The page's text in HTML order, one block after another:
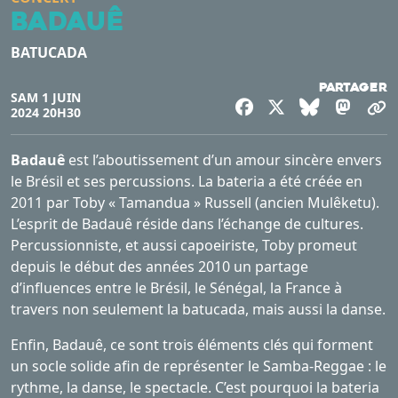
Badauê
BATUCADA
SAM 1 JUIN
2024 20H30
Partager
FacebookBluesky
Badauê est l’aboutissement d’un amour sincère envers
le Brésil et ses percussions. La bateria a été créée en
2011 par Toby « Tamandua » Russell (ancien Mulêketu).
L’esprit de Badauê réside dans l’échange de cultures.
Percussionniste, et aussi capoeiriste, Toby promeut
depuis le début des années 2010 un partage
d’influences entre le Brésil, le Sénégal, la France à
travers non seulement la batucada, mais aussi la danse.
Enfin, Badauê, ce sont trois éléments clés qui forment
un socle solide afin de représenter le Samba-Reggae : le
rythme, la danse, le spectacle. C’est pourquoi la bateria